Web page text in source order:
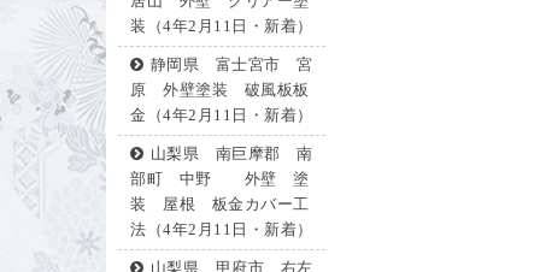
装（4年2月11日・新着）
静岡県 富士宮市 宮
原 外壁塗装 破風板板
金（4年2月11日・新着）
山梨県 南巨摩郡 南
部町 中野 外壁 塗
装 屋根 板金カバー工
法（4年2月11日・新着）
山梨県 甲府市 右左